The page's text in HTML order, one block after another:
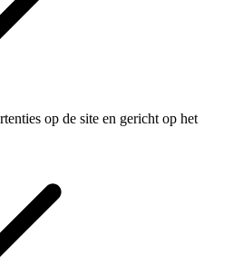
op de site en gericht op het